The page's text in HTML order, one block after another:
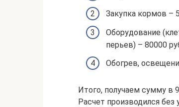
Закупка кормов –
Оборудование
перьев) – 80000
Обогрев,
Итого, получаем сумму в
Расчет производился